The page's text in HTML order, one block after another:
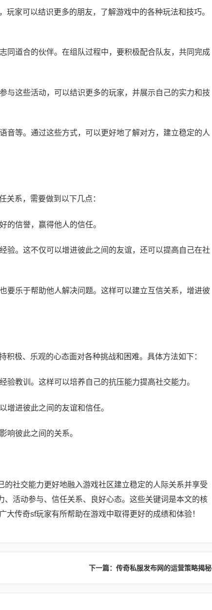
家可以结识更多的朋友，了解游戏中的各种玩法和技巧。
同道合的伙伴。在组队过程中，要积极配合队友，共同完成
与这些活动，可以结识更多的玩家，并展示自己的实力和技
音等。通过这些方式，可以更好地了解对方，建立稳定的人
关系，需要做到以下几点：
的信誉，赢得他人的信任。
验。这不仅可以增进彼此之间的友谊，还可以提高自己在社
要乐于帮助他人解决问题。这样可以建立互信关系，增进彼
极、乐观的心态面对各种挑战和困难。具体方法如下：
教训。这样可以培养自己的抗压能力提高社交能力。
增进彼此之间的友谊和信任。
响彼此之间的关系。
社交能力更好地融入游戏社区建立稳定的人际关系并享受
活动参与、信任关系、良好心态。这些关键词是本文的核
传奇sf玩家有所帮助在游戏中取得更好的成绩和体验！
下一篇：传奇私服发布网的运营策略揭秘